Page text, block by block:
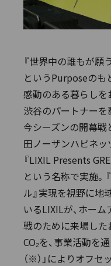
『世界中の誰もが願
というPurposeのも
感動のある暮らしを
渋谷のパートナーを
今シーズンの開幕戦
田ノーザンハピネッ
『LIXIL Presents
という名称で実施。
ル』実現を視野に地
いるLIXILが、ホー
戦のために来場し
CO₂を、事業活動を
（※）」によりオフセ